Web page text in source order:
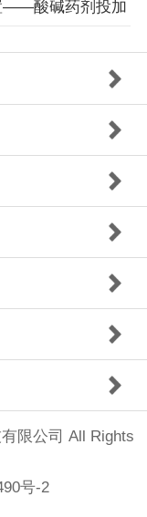
——酸碱药剂投加
限公司 All Rights
号-2